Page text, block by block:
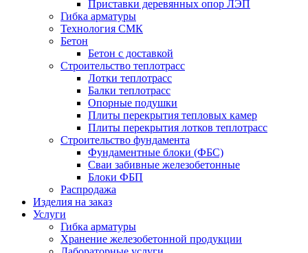
Приставки деревянных опор ЛЭП
Гибка арматуры
Технология СМК
Бетон
Бетон с доставкой
Строительство теплотрасс
Лотки теплотрасс
Балки теплотрасс
Опорные подушки
Плиты перекрытия тепловых камер
Плиты перекрытия лотков теплотрасс
Строительство фундамента
Фундаментные блоки (ФБС)
Сваи забивные железобетонные
Блоки ФБП
Распродажа
Изделия на заказ
Услуги
Гибка арматуры
Хранение железобетонной продукции